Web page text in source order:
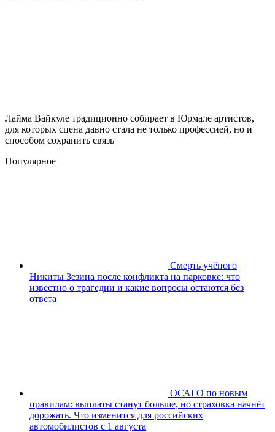
Лайма Вайкуле традиционно собирает в Юрмале артистов,
для которых сцена давно стала не только профессией, но и
способом сохранить связь
Популярное
Смерть учёного
Никиты Зезина после конфликта на парковке: что
известно о трагедии и какие вопросы остаются без
ответа
ОСАГО по новым
правилам: выплаты станут больше, но страховка начнёт
дорожать. Что изменится для российских
автомобилистов с 1 августа